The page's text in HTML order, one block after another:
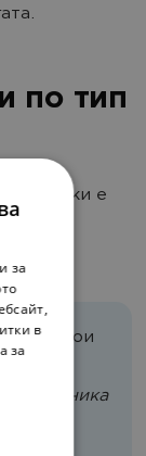
по тип
заявки е
състои
Клиника
за
в
за